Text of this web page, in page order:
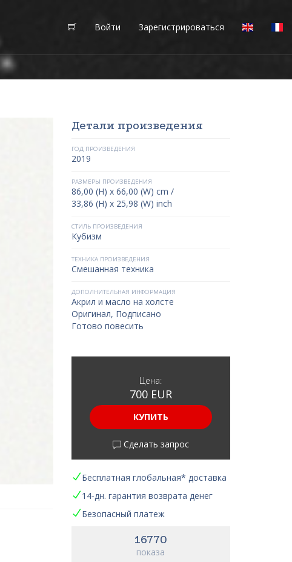
Войти Зарегистрироваться
Детали произведения
ГОД ПРОИЗВЕДЕНИЯ
2019
РАЗМЕРЫ ПРОИЗВЕДЕНИЯ
86,00 (H) x 66,00 (W) cm /
33,86 (H) x 25,98 (W) inch
СТИЛЬ ПРОИЗВЕДЕНИЯ
Кубизм
ТЕХНИКА ПРОИЗВЕДЕНИЯ
Смешанная техника
ДОПОЛНИТЕЛЬНАЯ ИНФОРМАЦИЯ
Акрил и масло на холсте
Оригинал, Подписано
Готово повесить
Цена:
700 EUR
КУПИТЬ
Сделать запрос
Бесплатная глобальная* доставка
14-дн. гарантия возврата денег
Безопасный платеж
16770
показа